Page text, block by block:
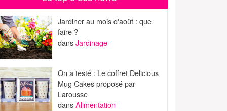
Jardiner au mois d'août : que
faire ?
dansJardinage
On a testé : Le coffret Delicious
Mug Cakes proposé par
Larousse
dansAlimentation